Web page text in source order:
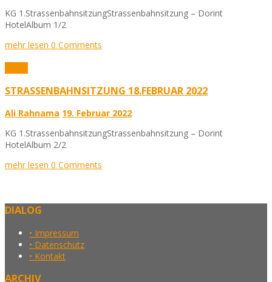
KG 1.StrassenbahnsitzungStrassenbahnsitzung – Dorint
HotelAlbum 1/2
mehr lesen 0 Comments
STRASSENBAHNSITZUNG 18.FEBRUAR 2022
Ali Rahnama 19. Februar 2022
KG 1.StrassenbahnsitzungStrassenbahnsitzung – Dorint
HotelAlbum 2/2
mehr lesen 0 Comments
DIALOG
• Impressum
• Datenschutz
• Kontakt
ARCHIV